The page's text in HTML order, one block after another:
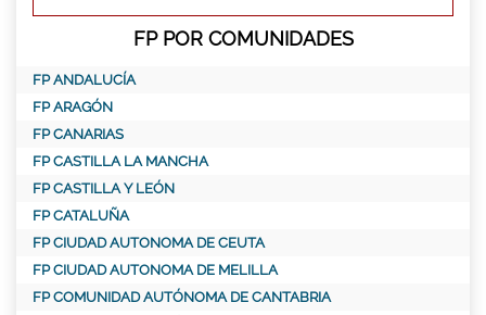
FP POR COMUNIDADES
FP ANDALUCÍA
FP ARAGÓN
FP CANARIAS
FP CASTILLA LA MANCHA
FP CASTILLA Y LEÓN
FP CATALUÑA
FP CIUDAD AUTONOMA DE CEUTA
FP CIUDAD AUTONOMA DE MELILLA
FP COMUNIDAD AUTÓNOMA DE CANTABRIA